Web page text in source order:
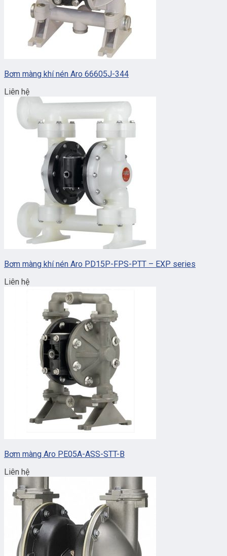
Bơm màng khí nén Aro 66605J-344
Liên hệ
Bơm màng khí nén Aro PD15P-FPS-PTT – EXP series
Liên hệ
Bơm màng Aro PE05A-ASS-STT-B
Liên hệ